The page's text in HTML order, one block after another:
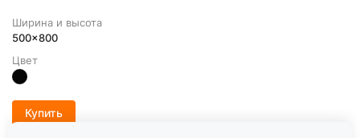
Ширина и высота
500x800
Цвет
Купить